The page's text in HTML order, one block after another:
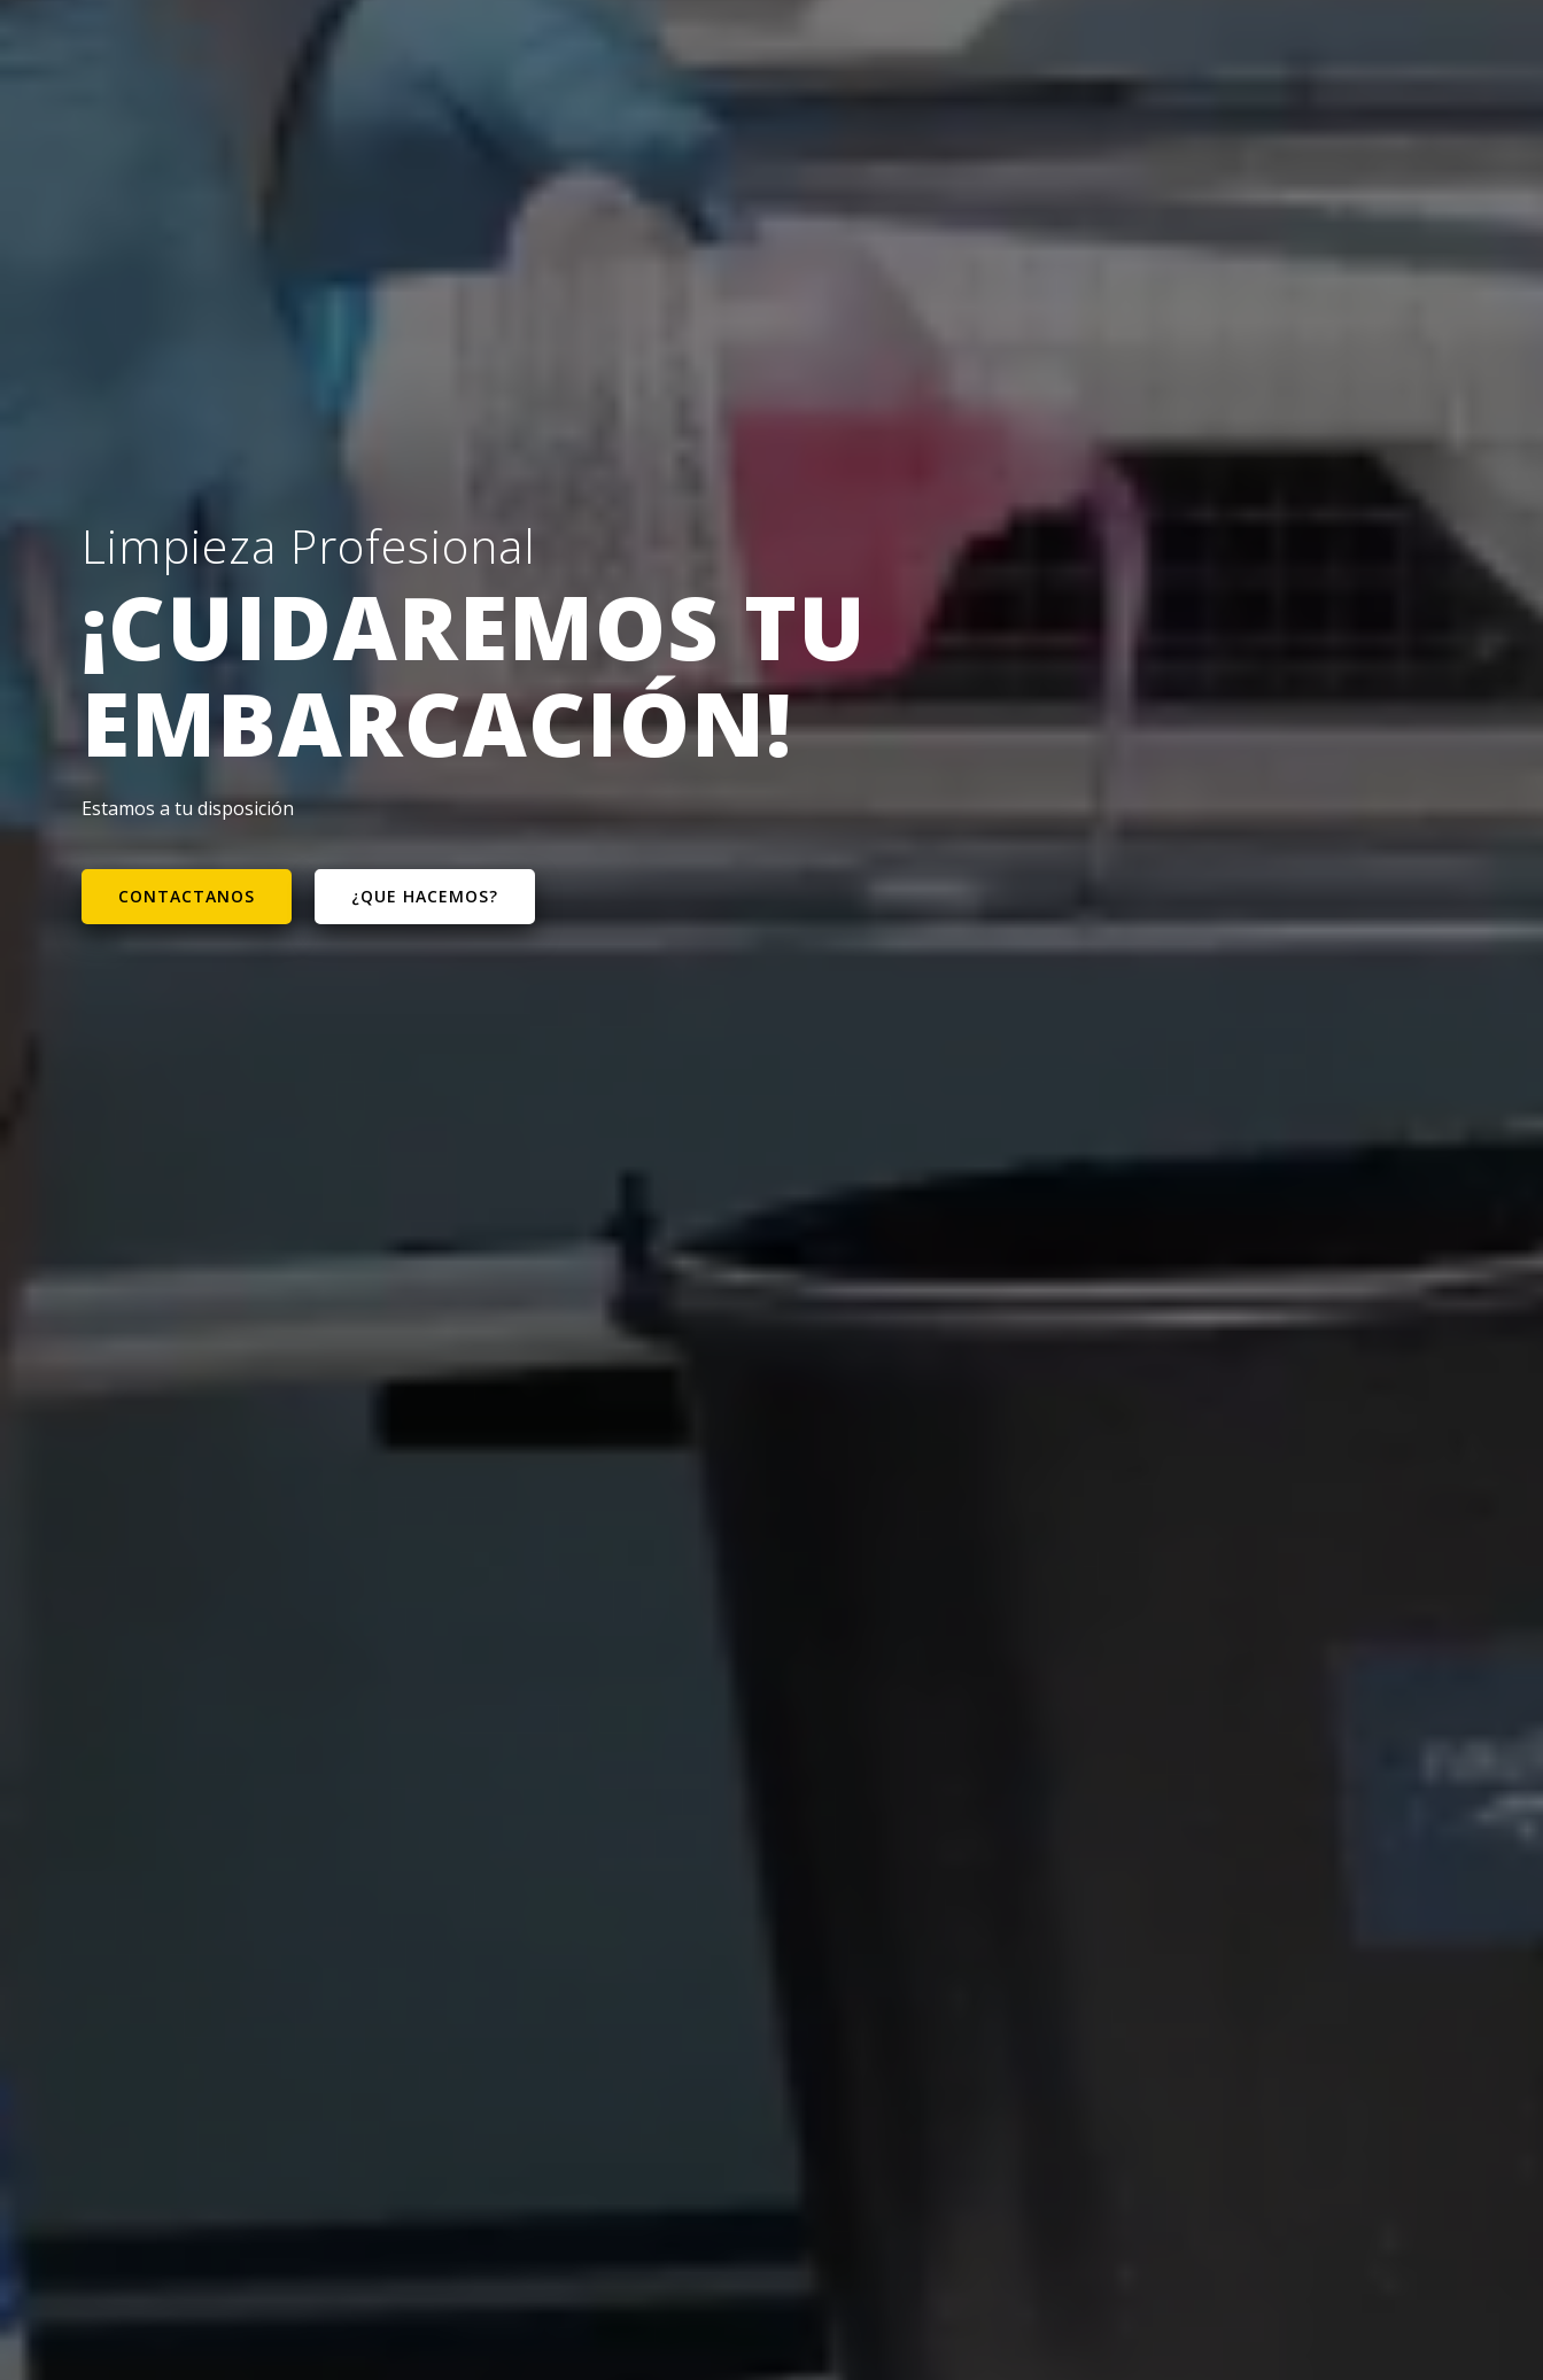
Limpieza Profesional
¡CUIDAREMOS TU
EMBARCACIÓN!
Estamos a tu disposición
CONTACTANOS ¿QUE HACEMOS?